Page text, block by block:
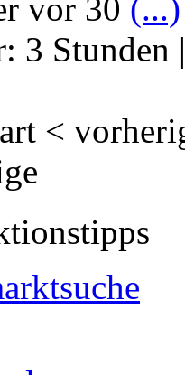
vor 30 (...)
3 Stunden |
<